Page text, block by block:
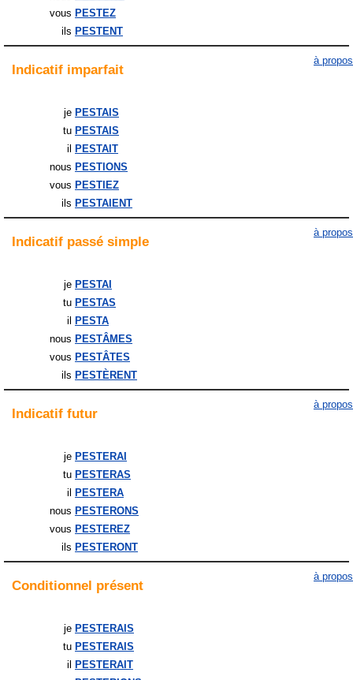
vous PESTEZ
ils PESTENT
Indicatif imparfait
à propos
je PESTAIS
tu PESTAIS
il
PESTAIT
nous PESTIONS
vous PESTIEZ
ils PESTAIENT
Indicatif passé simple
à propos
je PESTAI
tu PESTAS
il
PESTA
nous PESTÂMES
vous PESTÂTES
ils PESTÈRENT
Indicatif futur
à propos
je PESTERAI
tu PESTERAS
il
PESTERA
nous PESTERONS
vous PESTEREZ
ils PESTERONT
Conditionnel présent
à propos
je PESTERAIS
tu PESTERAIS
il
PESTERAIT